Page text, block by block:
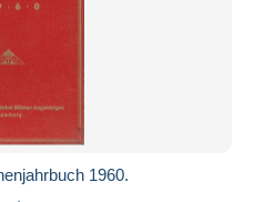
1960.